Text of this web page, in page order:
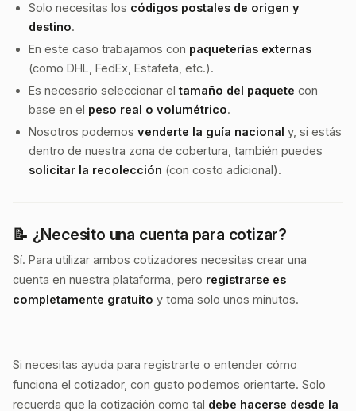
Solo necesitas los códigos postales de origen y
destino.
En este caso trabajamos con paqueterías externas
(como DHL, FedEx, Estafeta, etc.).
Es necesario seleccionar eltamaño del paquete con
base en el peso real o volumétrico.
Nosotros podemos venderte la guía nacional y, si estás
dentro de nuestra zona de cobertura, también puedes
solicitar la recolección (con costo adicional).
📝 ¿Necesito una cuenta para cotizar?
Sí. Para utilizar ambos cotizadores necesitas crear una
cuenta en nuestra plataforma, pero registrarse es
completamente gratuito y toma solo unos minutos.
Si necesitas ayuda para registrarte o entender cómo
funciona el cotizador, con gusto podemos orientarte. Solo
recuerda que la cotización como tal debe hacerse desde la